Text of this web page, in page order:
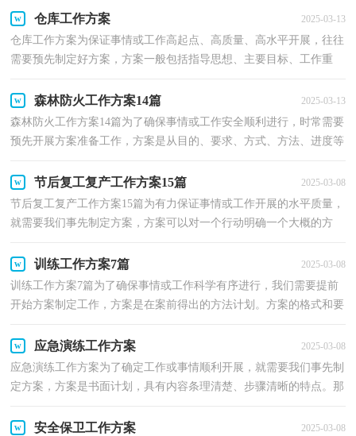
仓库工作方案 2025-03-13
仓库工作方案为保证事情或工作高起点、高质量、高水平开展，往往
需要预先制定好方案，方案一般包括指导思想、主要目标、工作重
森林防火工作方案14篇 2025-03-13
森林防火工作方案14篇为了确保事情或工作安全顺利进行，时常需要
预先开展方案准备工作，方案是从目的、要求、方式、方法、进度等
节后复工复产工作方案15篇 2025-03-08
节后复工复产工作方案15篇为有力保证事情或工作开展的水平质量，
就需要我们事先制定方案，方案可以对一个行动明确一个大概的方
训练工作方案7篇 2025-03-08
训练工作方案7篇为了确保事情或工作科学有序进行，我们需要提前
开始方案制定工作，方案是在案前得出的方法计划。方案的格式和要
应急演练工作方案 2025-03-08
应急演练工作方案为了确定工作或事情顺利开展，就需要我们事先制
定方案，方案是书面计划，具有内容条理清楚、步骤清晰的特点。那
安全保卫工作方案 2025-03-08